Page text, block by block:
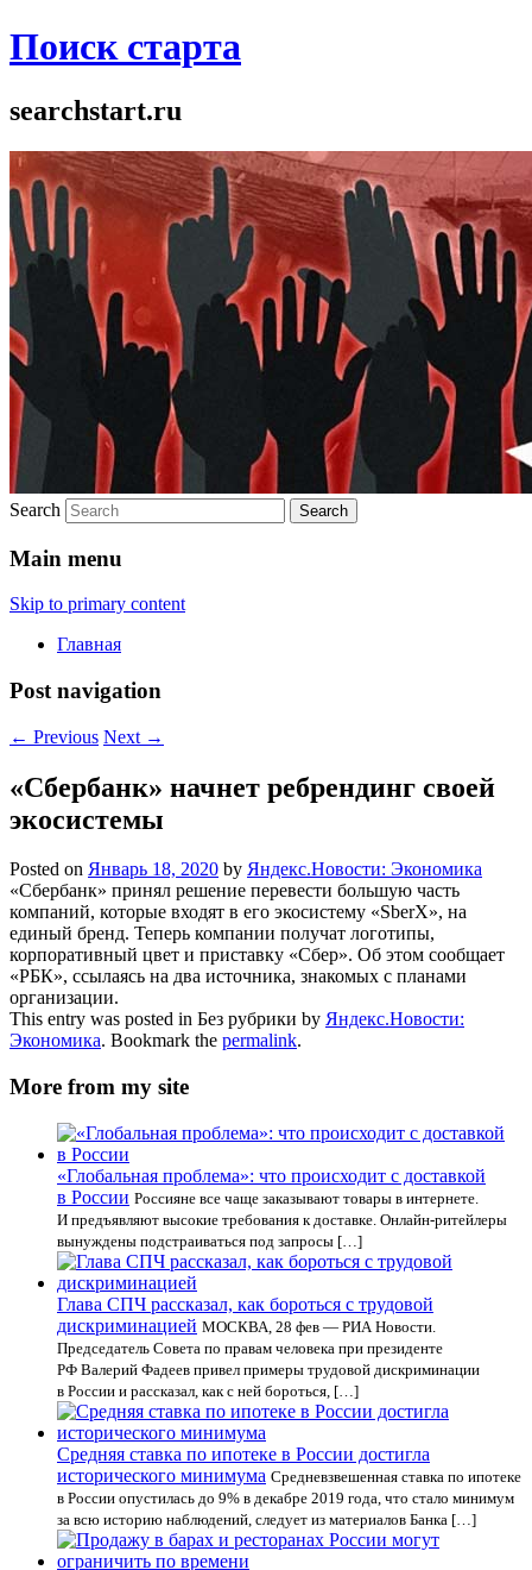
Поиск старта
searchstart.ru
Search
Main menu
Skip to primary content
Главная
Post navigation
← Previous Next →
«Сбербанк» начнет ребрендинг своей
экосистемы
Posted on Январь 18, 2020 by Яндекс.Новости: Экономика
«Сбербанк» принял решение перевести большую часть
компаний, которые входят в его экосистему «SberX», на
единый бренд. Теперь компании получат логотипы,
корпоративный цвет и приставку «Сбер». Об этом сообщает
«РБК», ссылаясь на два источника, знакомых с планами
организации.
This entry was posted in Без рубрики by Яндекс.Новости:
Экономика. Bookmark the permalink.
More from my site
«Глобальная проблема»: что происходит с доставкой
в России Россияне все чаще заказывают товары в интернете.
И предъявляют высокие требования к доставке. Онлайн-ритейлеры
вынуждены подстраиваться под запросы […]
Глава СПЧ рассказал, как бороться с трудовой
дискриминацией МОСКВА, 28 фев — РИА Новости.
Председатель Совета по правам человека при президенте
РФ Валерий Фадеев привел примеры трудовой дискриминации
в России и рассказал, как с ней бороться, […]
Средняя ставка по ипотеке в России достигла
исторического минимума Средневзвешенная ставка по ипотеке
в России опустилась до 9% в декабре 2019 года, что стало минимум
за всю историю наблюдений, следует из материалов Банка […]